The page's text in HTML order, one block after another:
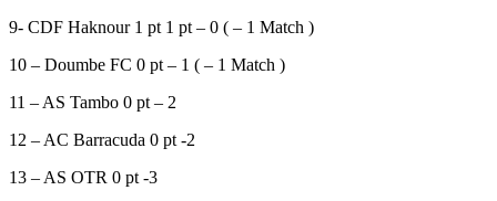
9- CDF Haknour 1 pt 1 pt – 0 ( – 1 Match )
10 – Doumbe FC 0 pt – 1 ( – 1 Match )
11 – AS Tambo 0 pt – 2
12 – AC Barracuda 0 pt -2
13 – AS OTR 0 pt -3